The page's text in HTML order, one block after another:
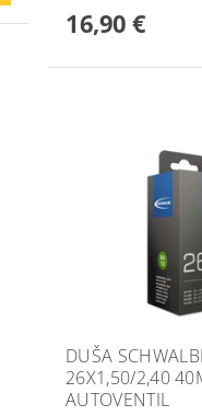
16,90 €
DUŠA
26X1,50/2,40
AUTOVENTIL